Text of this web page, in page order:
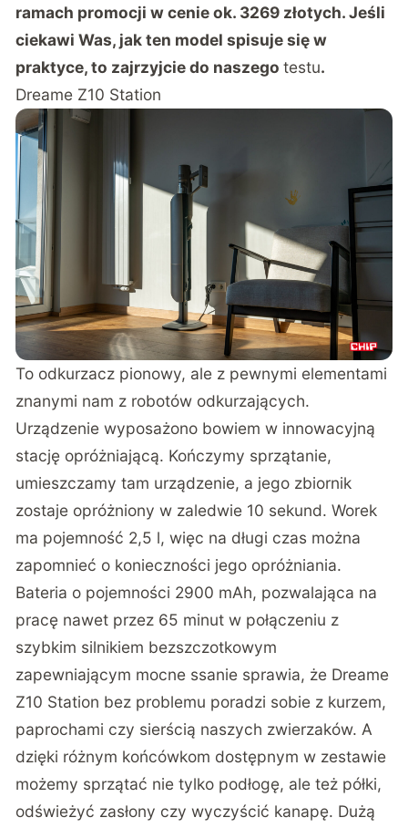
ramach promocji w cenie ok. 3269 złotych. Jeśli
ciekawi Was, jak ten model spisuje się w
praktyce, to zajrzyjcie do naszegotestu.
Dreame Z10 Station
To odkurzacz pionowy, ale z pewnymi elementami
znanymi nam z robotów odkurzających.
Urządzenie wyposażono bowiem w innowacyjną
stację opróżniającą. Kończymy sprzątanie,
umieszczamy tam urządzenie, a jego zbiornik
zostaje opróżniony w zaledwie 10 sekund. Worek
ma pojemność 2,5 l, więc na długi czas można
zapomnieć o konieczności jego opróżniania.
Bateria o pojemności 2900 mAh, pozwalająca na
pracę nawet przez 65 minut w połączeniu z
szybkim silnikiem bezszczotkowym
zapewniającym mocne ssanie sprawia, że Dreame
Z10 Station bez problemu poradzi sobie z kurzem,
paprochami czy sierścią naszych zwierzaków. A
dzięki różnym końcówkom dostępnym w zestawie
możemy sprzątać nie tylko podłogę, ale też półki,
odświeżyć zasłony czy wyczyścić kanapę. Dużą